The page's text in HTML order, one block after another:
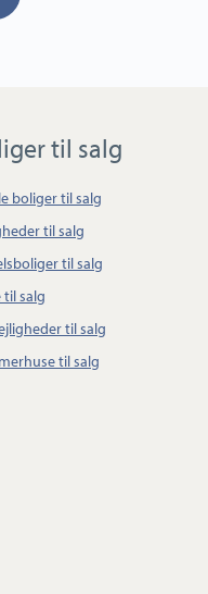
til salg
boliger til salg
til salg
til salg
til salg
til salg
til salg